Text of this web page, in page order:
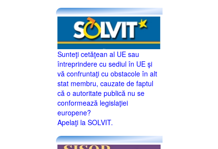
Sunteţi cetăţean al UE sau
întreprindere cu sediul în UE şi
vă confruntaţi cu obstacole în alt
stat membru, cauzate de faptul
că o autoritate publică nu se
conformează legislaţiei
europene?
Apelaţi la SOLVIT.